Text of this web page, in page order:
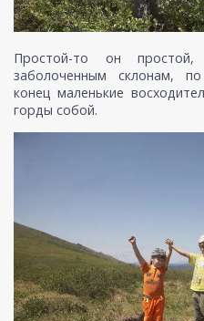
Простой-то он
заболоченным склонам,
конец маленькие
горды собой.